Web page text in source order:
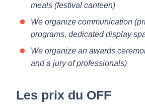
meals (festival canteen)
We organize communication
programs, dedicated display
We organize an awards
and a jury of professionals)
Les prix du OFF